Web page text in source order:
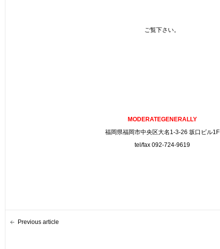
ご覧下さい。
MODERATEGENERALLY
福岡県福岡市中央区大名1-3-26 坂口ビル1F
tel/fax 092-724-9619
Previous article